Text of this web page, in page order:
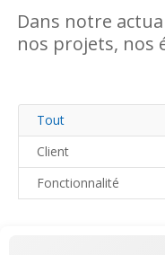
Dans notre
nos projets, nos
Tout
Client
Fonctionnalité